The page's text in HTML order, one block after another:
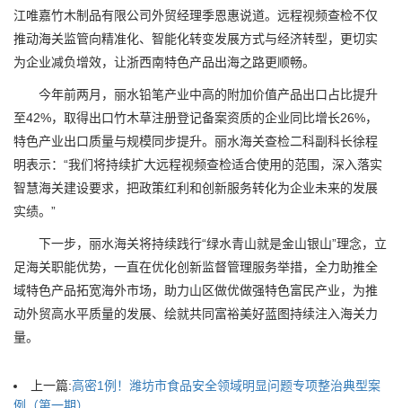
江唯嘉竹木制品有限公司外贸经理季恩惠说道。远程视频查检不仅
推动海关监管向精准化、智能化转变发展方式与经济转型，更切实
为企业减负增效，让浙西南特色产品出海之路更顺畅。
今年前两月，丽水铅笔产业中高的附加价值产品出口占比提升
至42%，取得出口竹木草注册登记备案资质的企业同比增长26%，
特色产业出口质量与规模同步提升。丽水海关查检二科副科长徐程
明表示：“我们将持续扩大远程视频查检适合使用的范围，深入落实
智慧海关建设要求，把政策红利和创新服务转化为企业未来的发展
实绩。”
下一步，丽水海关将持续践行“绿水青山就是金山银山”理念，立
足海关职能优势，一直在优化创新监督管理服务举措，全力助推全
域特色产品拓宽海外市场，助力山区做优做强特色富民产业，为推
动外贸高水平质量的发展、绘就共同富裕美好蓝图持续注入海关力
量。
上一篇:高密1例！潍坊市食品安全领域明显问题专项整治典型案